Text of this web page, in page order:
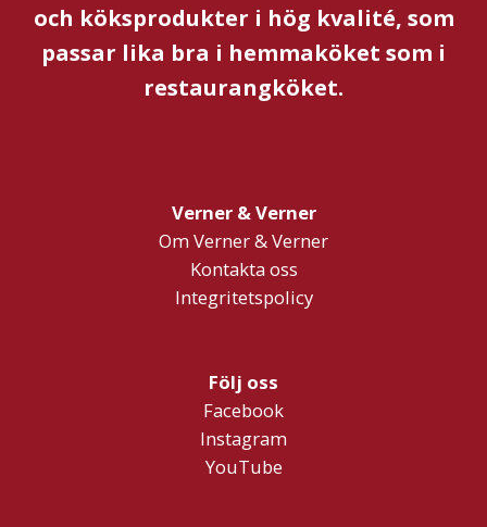
och köksprodukter i hög kvalité, som
passar lika bra i hemmaköket som i
restaurangköket.
Verner & Verner
Om Verner & Verner
Kontakta oss
Integritetspolicy
Följ oss
Facebook
Instagram
YouTube